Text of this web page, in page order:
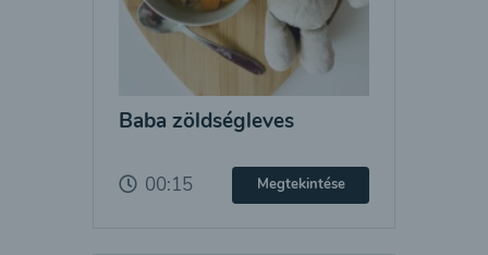
Baba zöldségleves
00:15 Megtekintése